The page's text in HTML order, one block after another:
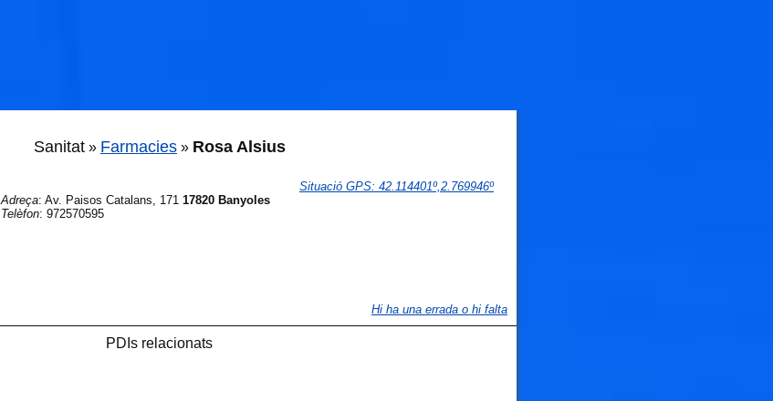
Sanitat » Farmacies » Rosa Alsius
Situació GPS: 42.114401º,2.769946º
Adreça: Av. Paisos Catalans, 171 17820 Banyoles
Telèfon: 972570595
Hi ha una errada o hi falta
PDIs relacionats